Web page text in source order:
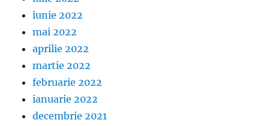
iunie 2022
mai 2022
aprilie 2022
martie 2022
februarie 2022
ianuarie 2022
decembrie 2021